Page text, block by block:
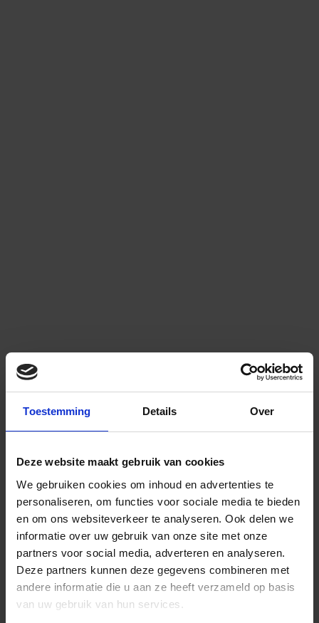
Toestemming Details Over
Deze website maakt gebruik van cookies
We gebruiken cookies om inhoud en advertenties te
personaliseren, om functies voor sociale media te bieden
en om ons websiteverkeer te analyseren. Ook delen we
informatie over uw gebruik van onze site met onze
partners voor social media, adverteren en analyseren.
Deze partners kunnen deze gegevens combineren met
andere informatie die u aan ze heeft verzameld op basis
van uw gebruik van hun services.